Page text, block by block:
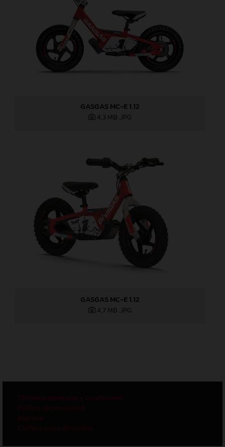
GASGAS MC-E 1.12
4,3 MB .JPG
GASGAS MC-E 1.12
4,7 MB .JPG
Términos Generales y Condiciones
Política de privacidad
Imprimir
Configuración de cookies